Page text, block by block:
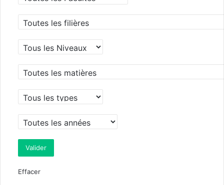
Effacer